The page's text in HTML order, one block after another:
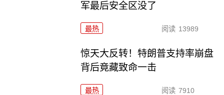
军最后安全区没了
最热 阅读 13989
惊天大反转！特朗普支持率崩盘
背后竟藏致命一击
最热 阅读 7910